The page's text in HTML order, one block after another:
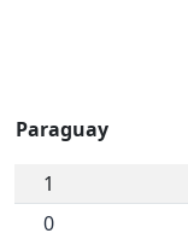
Paraguay
1
0